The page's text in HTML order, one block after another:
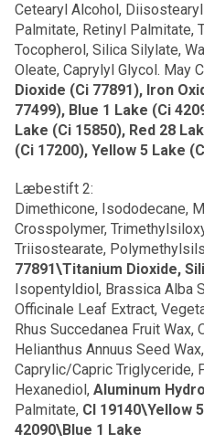
Cetearyl Alcohol,
Palmitate, Retinyl Palmitate,
Tocopherol, Silica Silylate,
Oleate, Caprylyl Glycol. May
Dioxide (Ci 77891), Iron
77499), Blue 1 Lake (Ci
Lake (Ci 15850), Red 28
(Ci 17200), Yellow 5 Lake
Læbestift 2:
Dimethicone, Isododecane,
Crosspolymer,
Triisostearate,
77891\Titanium Dioxide,
Isopentyldiol, Brassica Alba
Officinale Leaf Extract,
Rhus Succedanea Fruit Wax,
Helianthus Annuus Seed
Caprylic/Capric Triglyceride,
Hexanediol, Aluminum
Palmitate, CI 19140\Yellow
42090\Blue 1 Lake